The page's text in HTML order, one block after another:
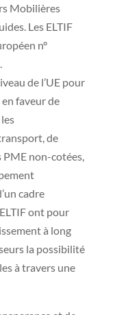
Mobilières
Les ELTIF
n°
de l’UE pour
faveur de
de
non-cotées,
cadre
ont pour
à long
la possibilité
à travers une